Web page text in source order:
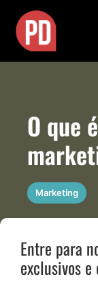
O que
Marketing
Entre para
exclusivos